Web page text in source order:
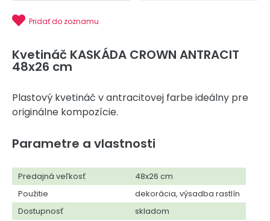
Pridať do zoznamu
Kvetináč KASKÁDA CROWN ANTRACIT
48x26 cm
Plastový kvetináč v antracitovej farbe ideálny pre
originálne kompozície.
Parametre a vlastnosti
Predajná veľkosť
48x26 cm
Použitie
dekorácia, výsadba rastlín
Dostupnosť
skladom